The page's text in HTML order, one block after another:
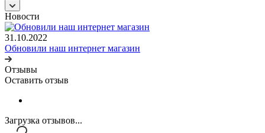
Новости
31.10.2022
Обновили наш интернет магазин
Отзывы
Оставить отзыв
Загрузка отзывов...